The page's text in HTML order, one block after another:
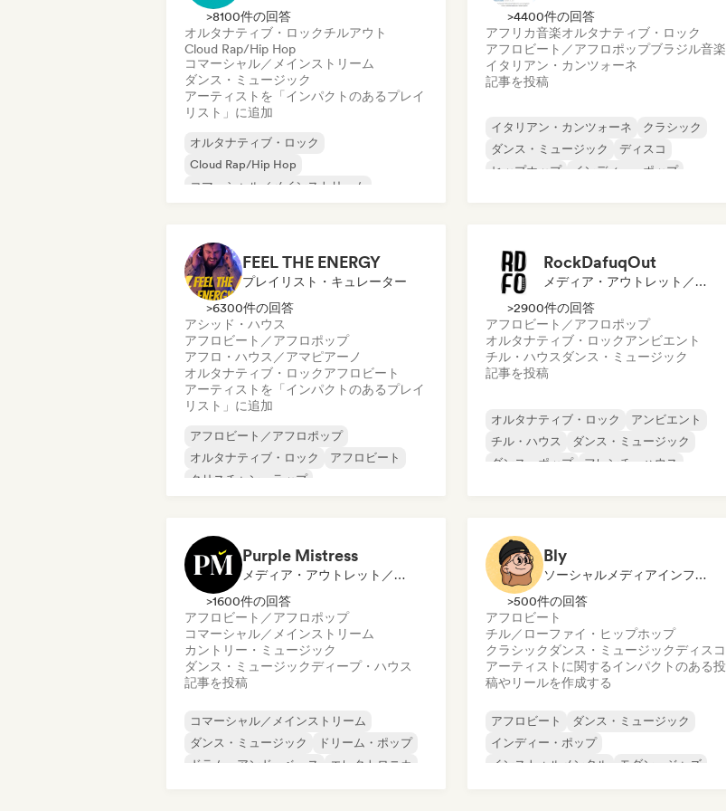
>8100件の回答
オルタナティブ・ロックチルアウト
Cloud Rap/Hip Hop
コマーシャル／メインストリーム
ダンス・ミュージック
アーティストを「インパクトのあるプレイ
リスト」に追加
オルタナティブ・ロック
Cloud Rap/Hip Hop
コマーシャル／メインストリーム
R&B
>4400件の回答
アフリカ音楽オルタナティブ・ロック
アフロビート／アフロポップブラジル音楽
イタリアン・カンツォーネ
記事を投稿
イタリアン・カンツォーネ
クラシック
ダンス・ミュージック
ディスコ
ヒップホップ
インディー・ポップ
FEEL THE ENERGY
プレイリスト・キュレーター
>6300件の回答
アシッド・ハウス
アフロビート／アフロポップ
アフロ・ハウス／アマピアーノ
オルタナティブ・ロックアフロビート
アーティストを「インパクトのあるプレイ
リスト」に追加
アフロビート／アフロポップ
オルタナティブ・ロック
アフロビート
クリスチャン・ラップ
ダンス・ミュージック
RockDafuqOut
メディア・アウトレット／ジャーナリスト
>2900件の回答
アフロビート／アフロポップ
オルタナティブ・ロックアンビエント
チル・ハウス ダンス・ミュージック
記事を投稿
オルタナティブ・ロック
アンビエント
チル・ハウス
ダンス・ミュージック
ダンス・ポップ
フレンチ・ハウス
Purple Mistress
メディア・アウトレット／ジャーナリスト
>1600件の回答
アフロビート／アフロポップ
コマーシャル／メインストリーム
カントリー・ミュージック
ダンス・ミュージックディープ・ハウス
記事を投稿
コマーシャル／メインストリーム
ダンス・ミュージック
ドリーム・ポップ
ドラム・アンド・ベース
エレクトロニカ
Bly
ソーシャルメディアインフルエンサー
>500件の回答
アフロビート
チル／ローファイ・ヒップホップ
クラシック ダンス・ミュージックディスコ
アーティストに関するインパクトのある投
稿やリールを作成する
アフロビート
ダンス・ミュージック
インディー・ポップ
インストゥルメンタル
モダン・ジャズ